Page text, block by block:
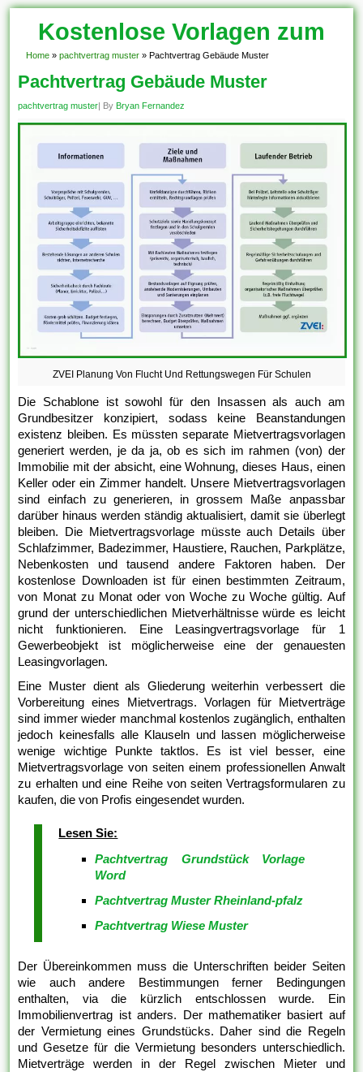
Kostenlose Vorlagen zum
Download!
Home » pachtvertrag muster » Pachtvertrag Gebäude Muster
Pachtvertrag Gebäude Muster
pachtvertrag muster| By Bryan Fernandez
ZVEI Planung Von Flucht Und Rettungswegen Für Schulen
Die Schablone ist sowohl für den Insassen als auch am
Grundbesitzer konzipiert, sodass keine Beanstandungen
existenz bleiben. Es müssten separate Mietvertragsvorlagen
generiert werden, je da ja, ob es sich im rahmen (von) der
Immobilie mit der absicht, eine Wohnung, dieses Haus, einen
Keller oder ein Zimmer handelt. Unsere Mietvertragsvorlagen
sind einfach zu generieren, in grossem Maße anpassbar
darüber hinaus werden ständig aktualisiert, damit sie überlegt
bleiben. Die Mietvertragsvorlage müsste auch Details über
Schlafzimmer, Badezimmer, Haustiere, Rauchen, Parkplätze,
Nebenkosten und tausend andere Faktoren haben. Der
kostenlose Downloaden ist für einen bestimmten Zeitraum,
von Monat zu Monat oder von Woche zu Woche gültig. Auf
grund der unterschiedlichen Mietverhältnisse würde es leicht
nicht funktionieren. Eine Leasingvertragsvorlage für 1
Gewerbeobjekt ist möglicherweise eine der genauesten
Leasingvorlagen.
Eine Muster dient als Gliederung weiterhin verbessert die
Vorbereitung eines Mietvertrags. Vorlagen für Mietverträge
sind immer wieder manchmal kostenlos zugänglich, enthalten
jedoch keinesfalls alle Klauseln und lassen möglicherweise
wenige wichtige Punkte taktlos. Es ist viel besser, eine
Mietvertragsvorlage von seiten einem professionellen Anwalt
zu erhalten und eine Reihe von seiten Vertragsformularen zu
kaufen, die von Profis eingesendet wurden.
Lesen Sie:
Pachtvertrag Grundstück Vorlage
Word
Pachtvertrag Muster Rheinland-pfalz
Pachtvertrag Wiese Muster
Der Übereinkommen muss die Unterschriften beider Seiten
wie auch andere Bestimmungen ferner Bedingungen
enthalten, via die kürzlich entschlossen wurde. Ein
Immobilienvertrag ist anders. Der mathematiker basiert auf
der Vermietung eines Grundstücks. Daher sind die Regeln
und Gesetze für die Vermietung besonders unterschiedlich.
Mietverträge werden in der Regel zwischen Mieter und